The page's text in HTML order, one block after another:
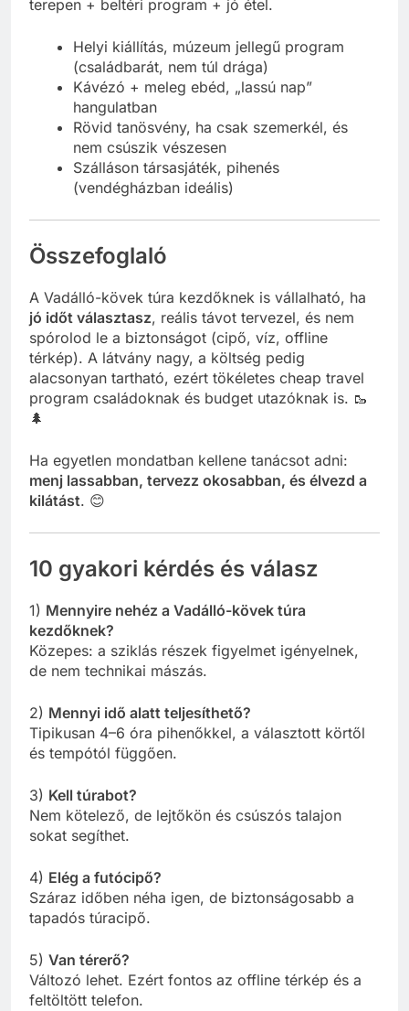
terepen + beltéri program + jó étel.
Helyi kiállítás, múzeum jellegű program
(családbarát, nem túl drága)
Kávézó + meleg ebéd, „lassú nap”
hangulatban
Rövid tanösvény, ha csak szemerkél, és
nem csúszik vészesen
Szálláson társasjáték, pihenés
(vendégházban ideális)
Összefoglaló
A Vadálló-kövek túra kezdőknek is vállalható, ha
jó időt választasz, reális távot tervezel, és nem
spórolod le a biztonságot (cipő, víz, offline
térkép). A látvány nagy, a költség pedig
alacsonyan tartható, ezért tökéletes cheap travel
program családoknak és budget utazóknak is. 🥾
🌲
Ha egyetlen mondatban kellene tanácsot adni:
menj lassabban, tervezz okosabban, és élvezd a
kilátást. 😊
10 gyakori kérdés és válasz
1) Mennyire nehéz a Vadálló-kövek túra
kezdőknek?
Közepes: a sziklás részek figyelmet igényelnek,
de nem technikai mászás.
2) Mennyi idő alatt teljesíthető?
Tipikusan 4–6 óra pihenőkkel, a választott körtől
és tempótól függően.
3) Kell túrabot?
Nem kötelező, de lejtőkön és csúszós talajon
sokat segíthet.
4) Elég a futócipő?
Száraz időben néha igen, de biztonságosabb a
tapadós túracipő.
5) Van térerő?
Változó lehet. Ezért fontos az offline térkép és a
feltöltött telefon.